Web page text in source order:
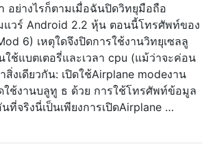
อย่างไรก็ตามเมื่อฉันปิดวิทยุมือถือ
วร์ Android 2.2 หุ้น ตอนนี้โทรศัพท์ของ
6) เหตุใดจึงปิดการใช้งานวิทยุเซลลู
ช้แบตเตอรี่และเวลา cpu (แม้ว่าจะค่อน
งเดียวกัน: เปิดใช้Airplane modeงาน
ใช้งานบลูทู ธ ด้วย การใช้โทรศัพท์ข้อมูล
จริงนี่เป็นเพียงการเปิดAirplane …